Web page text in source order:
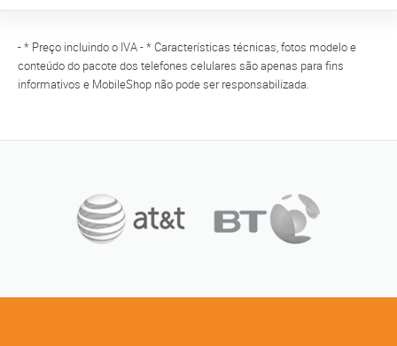
- * Preço incluindo o IVA - * Características técnicas, fotos modelo e
conteúdo do pacote dos telefones celulares são apenas para fins
informativos e MobileShop não pode ser responsabilizada.